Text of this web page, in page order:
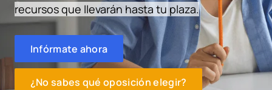
recursos que llevarán hasta tu plaza.
Infórmate ahora
¿No sabes qué oposición elegir?